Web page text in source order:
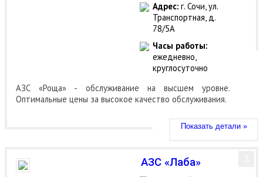
Адрес: г. Сочи, ул.
Транспортная, д.
78/5А
Часы работы:
ежедневно,
круглосуточно
АЗС «Роща» - обслуживание на высшем уровне.
Оптимальные цены за высокое качество обслуживания.
Показать детали »
АЗС «Лаба»